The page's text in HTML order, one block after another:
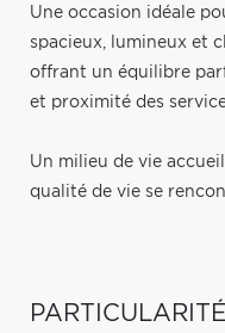
Une occasion idéale
spacieux, lumineux et
offrant un équilibre
et proximité des
Un milieu de vie
qualité de vie se